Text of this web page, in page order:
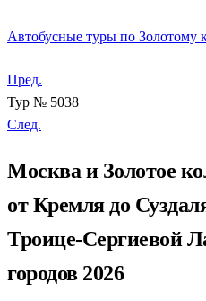
Автобусные туры по Золотому
Пред.
Тур № 5038
След.
Москва и Золотое
от Кремля до
Троице-Сергиевой
городов 2026